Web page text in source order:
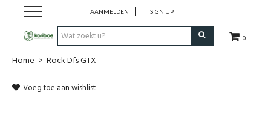
0
AANMELDEN SIGN UP
Cadeaubon
Home > Rock Dfs GTX
Voeg toe aan wishlist